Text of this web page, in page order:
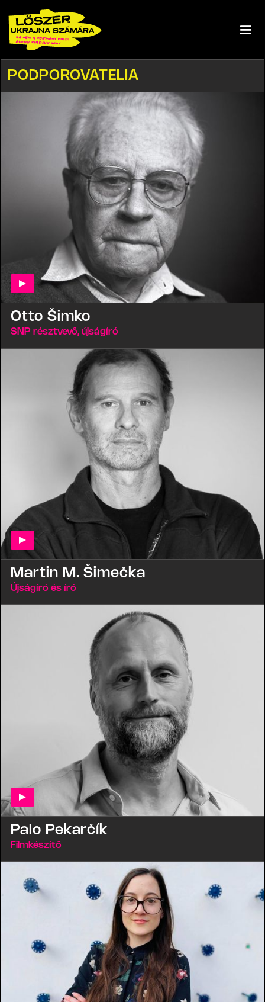
PODPOROVATELIA
Otto Šimko
SNP résztvevő, újságíró
Martin M. Šimečka
Újságíró és író
Palo Pekarčík
Filmkészítő